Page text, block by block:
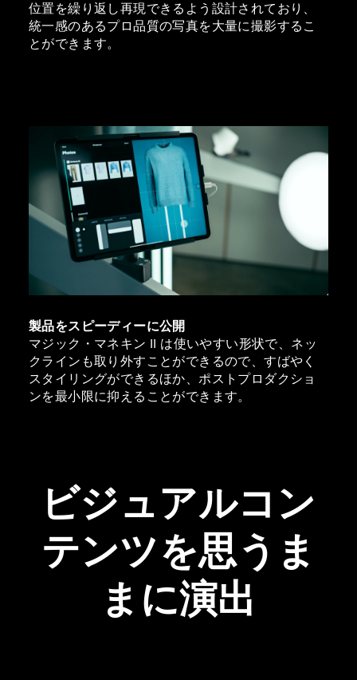
位置を繰り返し再現できるよう設計されており、
統一感のあるプロ品質の写真を大量に撮影するこ
とができます。
製品をスピーディーに公開
マジック・マネキン II は使いやすい形状で、ネッ
クラインも取り外すことができるので、すばやく
スタイリングができるほか、ポストプロダクショ
ンを最小限に抑えることができます。
ビジュアルコン
テンツを思うま
まに演出